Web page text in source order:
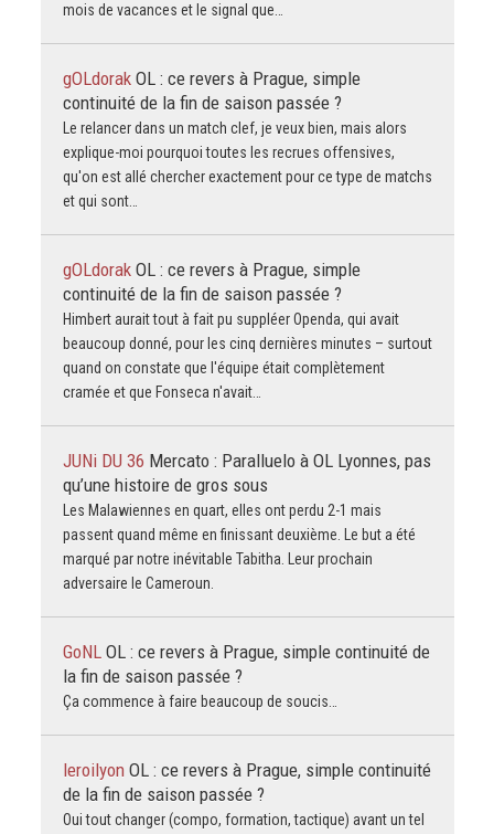
mois de vacances et le signal que…
gOLdorak OL : ce revers à Prague, simple
continuité de la fin de saison passée ?
Le relancer dans un match clef, je veux bien, mais alors
explique-moi pourquoi toutes les recrues offensives,
qu'on est allé chercher exactement pour ce type de matchs
et qui sont…
gOLdorak OL : ce revers à Prague, simple
continuité de la fin de saison passée ?
Himbert aurait tout à fait pu suppléer Openda, qui avait
beaucoup donné, pour les cinq dernières minutes – surtout
quand on constate que l'équipe était complètement
cramée et que Fonseca n'avait…
JUNi DU 36 Mercato : Paralluelo à OL Lyonnes, pas
qu’une histoire de gros sous
Les Malawiennes en quart, elles ont perdu 2-1 mais
passent quand même en finissant deuxième. Le but a été
marqué par notre inévitable Tabitha. Leur prochain
adversaire le Cameroun.
GoNL OL : ce revers à Prague, simple continuité de
la fin de saison passée ?
Ça commence à faire beaucoup de soucis…
leroilyon OL : ce revers à Prague, simple continuité
de la fin de saison passée ?
Oui tout changer (compo, formation, tactique) avant un tel